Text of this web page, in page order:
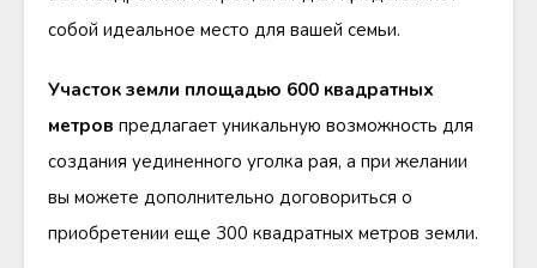
собой идеальное место для вашей семьи.
Участок земли площадью 600 квадратных
метров предлагает уникальную возможность для
создания уединенного уголка рая, а при желании
вы можете дополнительно договориться о
приобретении еще 300 квадратных метров земли.